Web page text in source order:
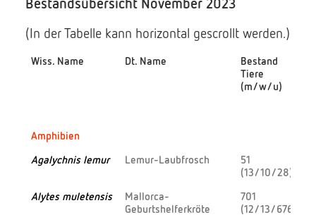
(In der Tabelle kann horizontal gescrollt werden.)
Wiss. Name Dt. Name
Bestand
Tiere
(m/w/u)
Wiss. Name
(m/w/u)
Amphibien
Agalychnis lemur
Lemur-Laubfrosch
51
(13/10/28)
Alytes muletensis
Mallorca-
Geburtshelferkröte
701
(12/13/676)